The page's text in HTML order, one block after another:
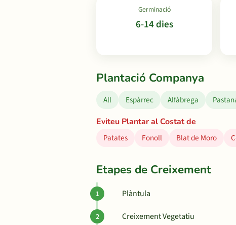
Germinació
6-14 dies
Plantació Companya
All Espàrrec Alfàbrega
Eviteu Plantar al Costat de
Patates
Fonoll Blat de Moro
Etapes de Creixement
Plàntula
Creixement Vegetatiu